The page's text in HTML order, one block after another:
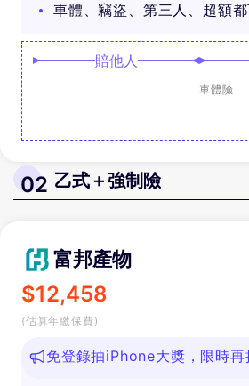
車體、竊盜、第三人、超額
賠他人
車體險
02 乙式＋強制險
富邦產物
$12,458
(估算年繳保費)
免登錄抽iPhone大獎，限時再